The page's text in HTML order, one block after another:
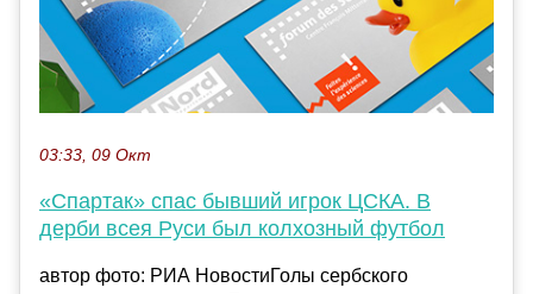
03:33, 09 Окт
«Спартак» спас бывший игрок ЦСКА. В
дерби всея Руси был колхозный футбол
автор фото: РИА НовостиГолы сербского